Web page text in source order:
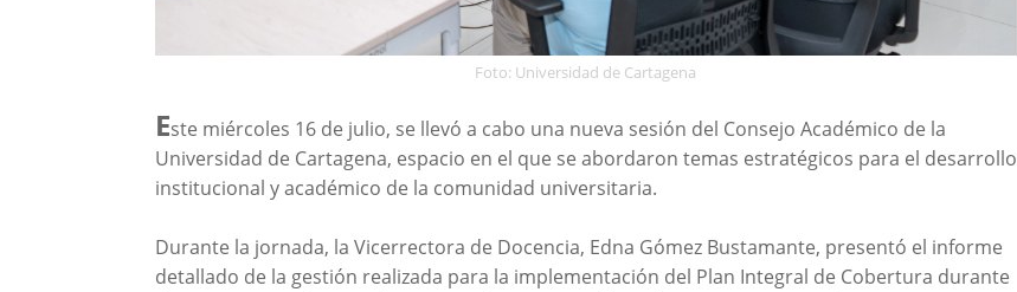
Foto: Universidad de Cartagena
Este miércoles 16 de julio, se llevó a cabo una nueva sesión del Consejo Académico de la
Universidad de Cartagena, espacio en el que se abordaron temas estratégicos para el desarrollo
institucional y académico de la comunidad universitaria.
Durante la jornada, la Vicerrectora de Docencia, Edna Gómez Bustamante, presentó el informe
detallado de la gestión realizada para la implementación del Plan Integral de Cobertura durante